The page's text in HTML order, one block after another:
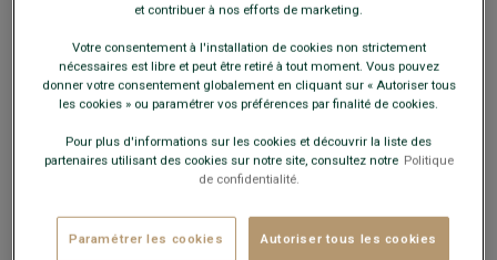
Double fil - Coupe standard - Coudières cuir
29,00 € FINS DE SÉRIE
Payez en plusieurs fois dès 199€ d'achat
COULEURS DISPONIBLES
et contribuer à nos efforts de marketing.
Votre consentement à l'installation de cookies non strictement
nécessaires est libre et peut être retiré à tout moment. Vous pouvez
donner votre consentement globalement en cliquant sur « Autoriser tous
les cookies » ou paramétrer vos préférences par finalité de cookies.
Pour plus d'informations sur les cookies et découvrir la liste des
partenaires utilisant des cookies sur notre site, consultez notre Politique
de confidentialité.
Paramétrer les cookies Autoriser tous les cookies